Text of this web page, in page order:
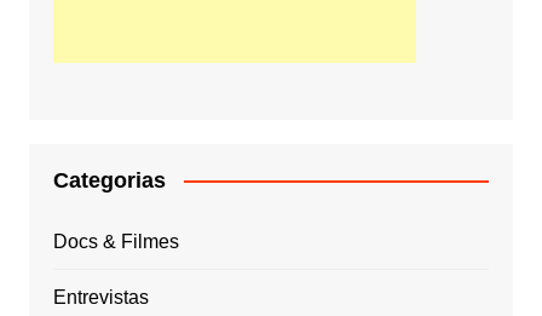
Categorias
Docs & Filmes
Entrevistas